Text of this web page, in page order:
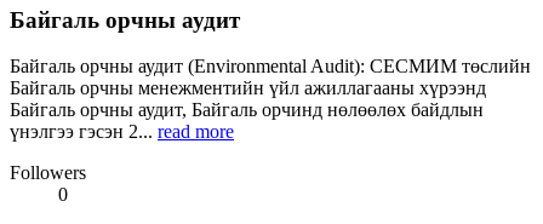
Байгаль орчны аудит
Байгаль орчны аудит (Environmental Audit): СЕСМИМ төслийн
Байгаль орчны менежментийн үйл ажиллагааны хүрээнд
Байгаль орчны аудит, Байгаль орчинд нөлөөлөх байдлын
үнэлгээ гэсэн 2... read more
Followers
0